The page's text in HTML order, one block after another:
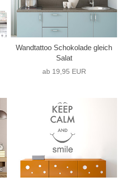
Wandtattoo Schokolade gleich
Salat
ab 19,95 EUR